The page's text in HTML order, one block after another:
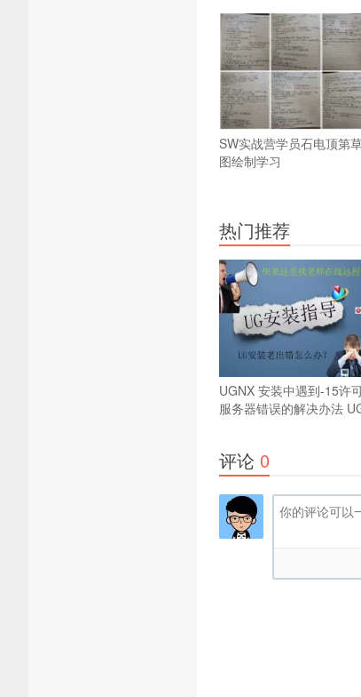
SW实战营学员石电顶第
图绘制学习
热门推荐
UGNX 安装中遇到-15许
服务器错误的解决办法
评论 0